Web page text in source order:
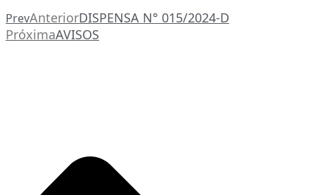
PrevAnteriorDISPENSA N° 015/2024-D
PróximaAVISOS